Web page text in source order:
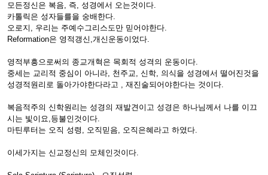
모든정신은 복음, 즉, 성경에서 오는것이다.
카톨릭은 성자들를을 숭배한다.
오로지, 우리는 주예수그리스도만 믿어야한다.
Reformation은 영적갱신,개신운동이었다.
영적부흥으로써의 종교개혁은 목회적 성격의 운동이다.
중세는 교리적 중심이 아니라, 천주교, 신학, 의식을 성경에서 떨어진것을
성경적원리로 돌아가야한다라고 , 재진술되어야한다는 것이다.
복음적주의 신학원리는 성경의 재발견이고 성경은 하나님께서 나를 이끄
시는 빛이요,등불인것이다.
마틴루터는 오직 성령, 오직믿음, 오직은혜라고 하였다.
이세가지는 신교정신의 모체인것이다.